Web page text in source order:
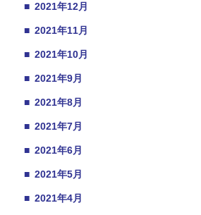
■ 2021年12月
■ 2021年11月
■ 2021年10月
■ 2021年9月
■ 2021年8月
■ 2021年7月
■ 2021年6月
■ 2021年5月
■ 2021年4月